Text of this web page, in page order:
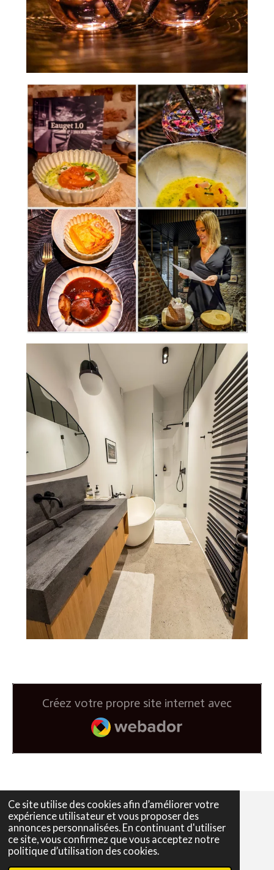
Ce site utilise des cookies afin d’améliorer votre
expérience utilisateur et vous proposer des
annonces personnalisées. En continuant d'utiliser
ce site, vous confirmez que vous acceptez notre
politique d’utilisation des cookies.
Créez votre propre site internet avec
Webador
F
a
c
I
n
s
nid © 2023 - 2025 Bouge en Belgique ou Ailleurs
Propulsé parWebador